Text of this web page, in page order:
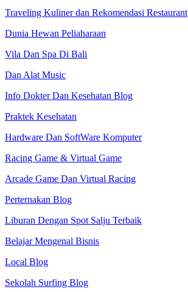
Traveling Kuliner dan Rekomendasi Restaurant
Dunia Hewan Peliaharaan
Vila Dan Spa Di Bali
Dan Alat Music
Info Dokter Dan Kesehatan Blog
Praktek Kesehatan
Hardware Dan SoftWare Komputer
Racing Game & Virtual Game
Arcade Game Dan Virtual Racing
Perternakan Blog
Liburan Dengan Spot Salju Terbaik
Belajar Mengenal Bisnis
Local Blog
Sekolah Surfing Blog